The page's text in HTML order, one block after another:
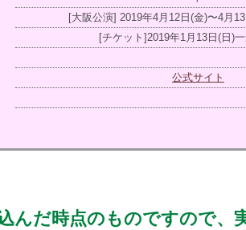
[大阪公演] 2019年4月12日(金)〜4月
[チケット]2019年1月13日(日)
公式サイト
んだ時点のものですので、